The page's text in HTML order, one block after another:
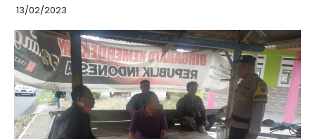
13/02/2023